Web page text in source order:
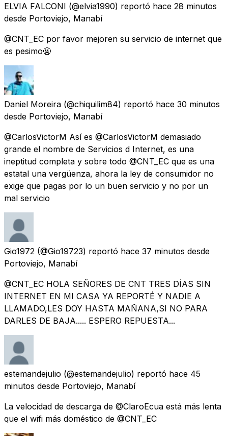
ELVIA FALCONI (@elvia1990) reportó hace 28 minutos
desde Portoviejo, Manabí
@CNT_EC por favor mejoren su servicio de internet que
es pesimo🤬
Daniel Moreira (@chiquilim84) reportó hace 30 minutos
desde Portoviejo, Manabí
@CarlosVictorM Así es @CarlosVictorM demasiado
grande el nombre de Servicios d Internet, es una
ineptitud completa y sobre todo @CNT_EC que es una
estatal una vergüenza, ahora la ley de consumidor no
exige que pagas por lo un buen servicio y no por un
mal servicio
Gio1972 (@Gio19723) reportó hace 37 minutos desde
Portoviejo, Manabí
@CNT_EC HOLA SEÑORES DE CNT TRES DÍAS SIN
INTERNET EN MI CASA YA REPORTÉ Y NADIE A
LLAMADO,LES DOY HASTA MAÑANA,SI NO PARA
DARLES DE BAJA..... ESPERO REPUESTA...
estemandejulio (@estemandejulio) reportó hace 45
minutos desde Portoviejo, Manabí
La velocidad de descarga de @ClaroEcua está más lenta
que el wifi más doméstico de @CNT_EC